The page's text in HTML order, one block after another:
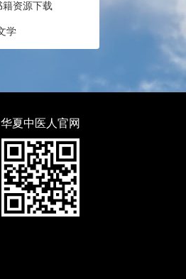
籍资源下载
学
华夏中医人官网